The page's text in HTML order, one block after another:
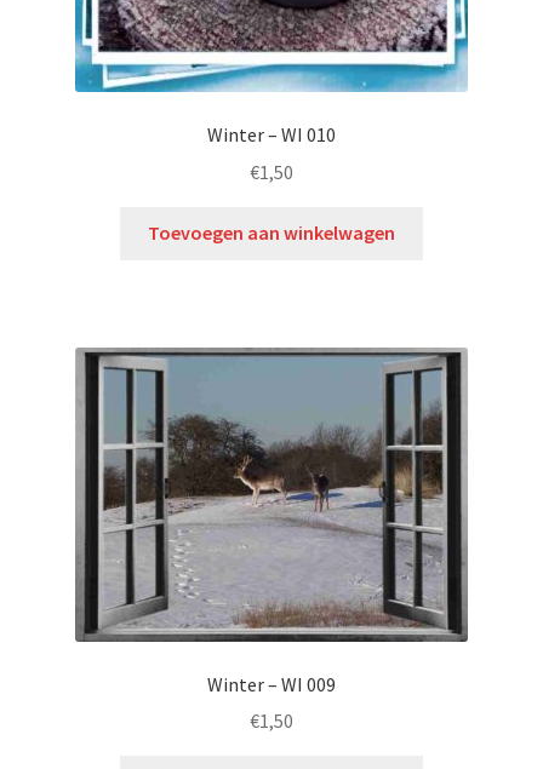
Winter – WI 010
€1,50
Toevoegen aan winkelwagen
Winter – WI 009
€1,50